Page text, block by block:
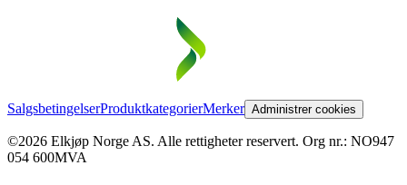
SalgsbetingelserProduktkategorierMerker Administrer cookies
©2026 Elkjøp Norge AS. Alle rettigheter reservert. Org nr.: NO947
054 600MVA